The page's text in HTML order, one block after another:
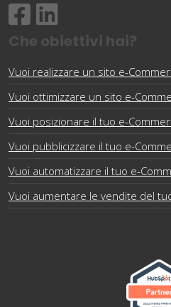
Che obiettivi hai?
Vuoi realizzare un sito e-
Vuoi ottimizzare un sito e-
Vuoi posizionare il tuo e-
Vuoi pubblicizzare il tuo e-
Vuoi automatizzare il tuo e-
Vuoi aumentare le vendite del